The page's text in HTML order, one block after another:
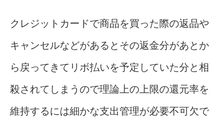
クレジットカードで商品を買った際の返品や
キャンセルなどがあるとその返金分があとか
ら戻ってきてリボ払いを予定していた分と相
殺されてしまうので理論上の上限の還元率を
維持するには細かな支出管理が必要不可欠で